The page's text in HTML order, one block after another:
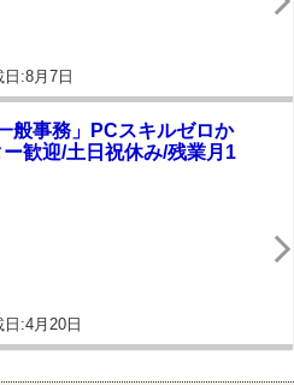
:8月7日
般事務」PCスキルゼロか
歓迎/土日祝休み/残業月1
日:4月20日